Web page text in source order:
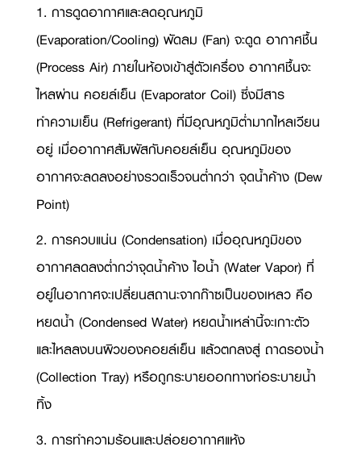
1. การดูดอากาศและลดอุณหภูมิ
(Evaporation/Cooling) พัดลม (Fan) จะดูด อากาศชื้น
(Process Air) ภายในห้องเข้าสู่ตัวเครื่อง อากาศชื้นจะ
ไหลผ่าน คอยล์เย็น (Evaporator Coil) ซึ่งมีสาร
ทำความเย็น (Refrigerant) ที่มีอุณหภูมิต่ำมากไหลเวียน
อยู่ เมื่ออากาศสัมผัสกับคอยล์เย็น อุณหภูมิของ
อากาศจะลดลงอย่างรวดเร็วจนต่ำกว่า จุดน้ำค้าง (Dew
Point)
2. การควบแน่น (Condensation) เมื่ออุณหภูมิของ
อากาศลดลงต่ำกว่าจุดน้ำค้าง ไอน้ำ (Water Vapor) ที่
อยู่ในอากาศจะเปลี่ยนสถานะจากก๊าซเป็นของเหลว คือ
หยดน้ำ (Condensed Water) หยดน้ำเหล่านี้จะเกาะตัว
และไหลลงบนผิวของคอยล์เย็น แล้วตกลงสู่ ถาดรองน้ำ
(Collection Tray) หรือถูกระบายออกทางท่อระบายน้ำ
ทิ้ง
3. การทำความร้อนและปล่อยอากาศแห้ง